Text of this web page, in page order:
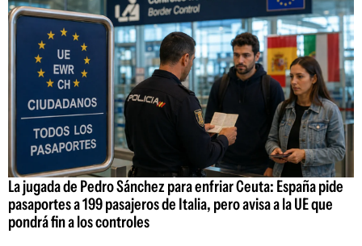
La jugada de Pedro Sánchez para enfriar Ceuta: España pide
pasaportes a 199 pasajeros de Italia, pero avisa a la UE que
pondrá fin a los controles